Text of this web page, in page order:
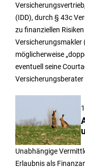
(IDD), durch § 43c
zu finanziellen
Versicherungsmakler
möglicherweise
eventuell seine
Unabhängige
Erlaubnis als